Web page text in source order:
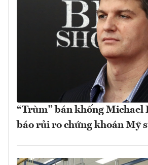
“Trùm” bán khống Michael
báo rủi ro chứng khoán Mỹ